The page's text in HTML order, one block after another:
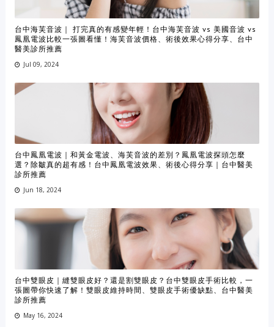
台中海芙音波｜ 打完真的有感變年輕！台中海芙音波 vs 美國音波 vs
鳳凰電波比較一張圖看懂！海芙音波價格、術後效果心得分享、台中
醫美診所推薦
Jul 09, 2024
台中鳳凰電波｜和黃金電波、海芙音波的差別？鳳凰電波探頭怎麼
選？除皺真的超有感！台中鳳凰電波效果、術後心得分享｜台中醫美
診所推薦
Jun 18, 2024
台中雙眼皮｜縫雙眼皮好？還是割雙眼皮？台中雙眼皮手術比較，一
張圖帶你快速了解！雙眼皮維持時間、雙眼皮手術優缺點、台中醫美
診所推薦
May 16, 2024